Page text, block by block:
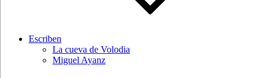
Escriben
La cueva de Volodia
Miguel Ayanz